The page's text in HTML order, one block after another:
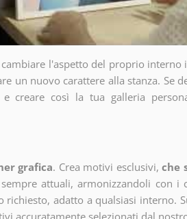
l'aspetto del proprio interno
un nuovo carattere alla stanza. Se
creare così la tua galleria
grafica. Crea motivi esclusivi, che
attuali, armonizzandoli con i
adatto a qualsiasi interno.